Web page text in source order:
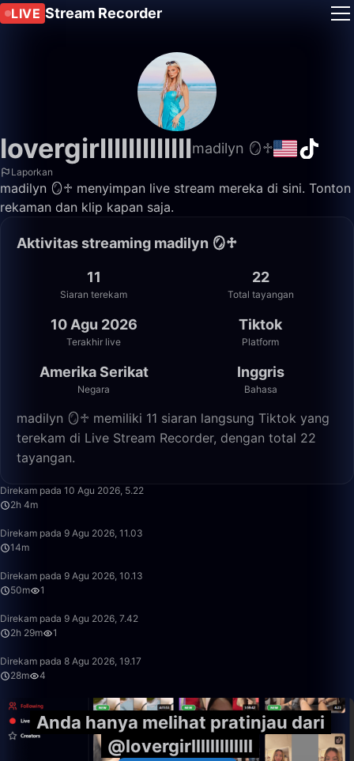
LIVE Stream Recorder
lovergirlllllllllllllmadilyn 🪞♱
Laporkan
madilyn 🪞♱ menyimpan live stream mereka di sini. Tonton
rekaman dan klip kapan saja.
Aktivitas streaming madilyn 🪞♱
11
Siaran terekam
22
Total tayangan
10 Agu 2026
Terakhir live
Tiktok
Platform
Amerika Serikat
Negara
Inggris
Bahasa
madilyn 🪞♱ memiliki 11 siaran langsung Tiktok yang
terekam di Live Stream Recorder, dengan total 22
tayangan.
Direkam pada 10 Agu 2026, 5.22
2h 4m
Direkam pada 9 Agu 2026, 11.03
14m
Direkam pada 9 Agu 2026, 10.13
50m
1
Direkam pada 9 Agu 2026, 7.42
2h 29m
1
Direkam pada 8 Agu 2026, 19.17
28m
4
Anda hanya melihat pratinjau dari
@lovergirlllllllllllll